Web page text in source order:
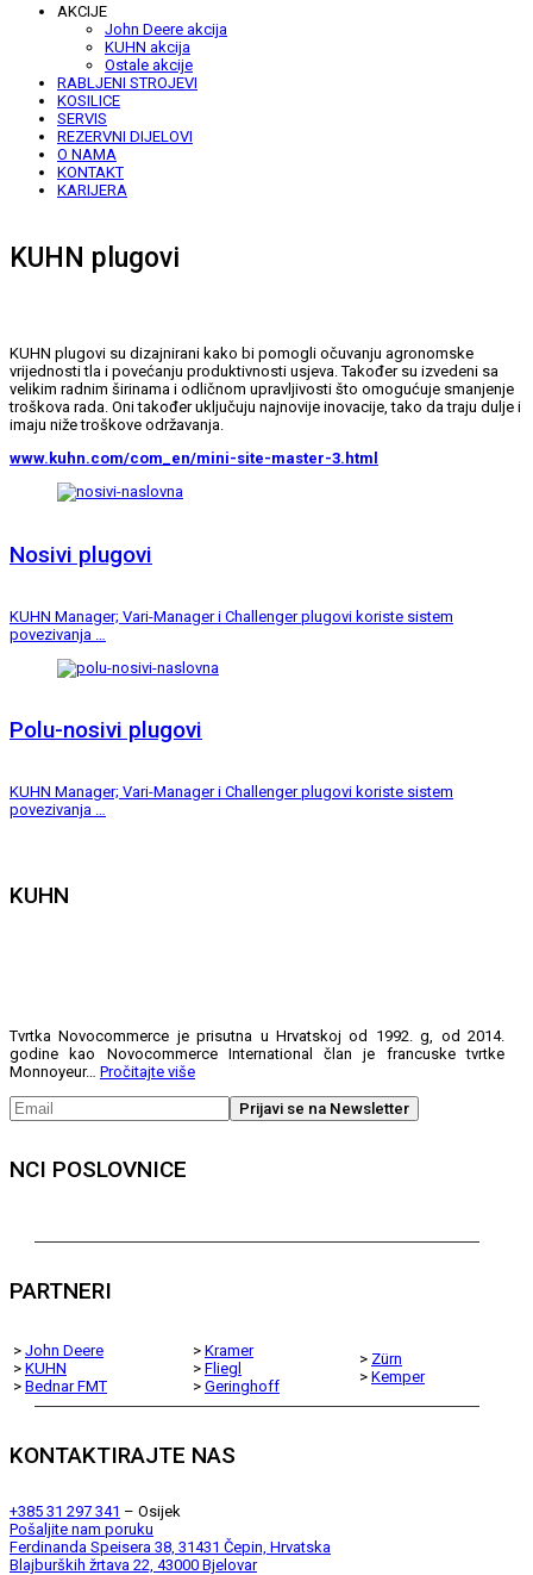
AKCIJE
John Deere akcija
KUHN akcija
Ostale akcije
RABLJENI STROJEVI
KOSILICE
SERVIS
REZERVNI DIJELOVI
O NAMA
KONTAKT
KARIJERA
KUHN plugovi
KUHN plugovi su dizajnirani kako bi pomogli očuvanju agronomske
vrijednosti tla i povećanju produktivnosti usjeva. Također su izvedeni sa
velikim radnim širinama i odličnom upravljivosti što omogućuje smanjenje
troškova rada. Oni također uključuju najnovije inovacije, tako da traju dulje i
imaju niže troškove održavanja.
www.kuhn.com/com_en/mini-site-master-3.html
Nosivi plugovi
KUHN Manager; Vari-Manager i Challenger plugovi koriste sistem
povezivanja …
Polu-nosivi plugovi
KUHN Manager; Vari-Manager i Challenger plugovi koriste sistem
povezivanja …
KUHN
Tvrtka Novocommerce je prisutna u Hrvatskoj od 1992. g, od 2014.
godine kao Novocommerce International član je francuske tvrtke
Monnoyeur… Pročitajte više
NCI POSLOVNICE
PARTNERI
> John Deere
> KUHN
> Bednar FMT
> Kramer
> Fliegl
> Geringhoff
> Zürn
> Kemper
KONTAKTIRAJTE NAS
+385 31 297 341 – Osijek
Pošaljite nam poruku
Ferdinanda Speisera 38, 31431 Čepin, Hrvatska
Blajburških žrtava 22, 43000 Bjelovar